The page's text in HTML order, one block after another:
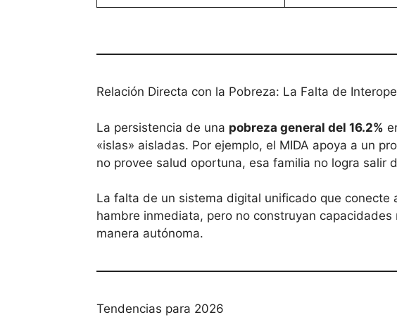
Relación Directa con la Pobreza: La Falta de
La persistencia de una pobreza general del 16.2%
«islas» aisladas. Por ejemplo, el MIDA apoya a un
no provee salud oportuna, esa familia no logra salir
La falta de un sistema digital unificado que conecte
hambre inmediata, pero no construyan
manera autónoma.
Tendencias para 2026